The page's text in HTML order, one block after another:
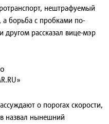
нештрафуемый
а борьба с пробками по-
рассказал вице-мэр
о порогах скорости,
назвал нынешний